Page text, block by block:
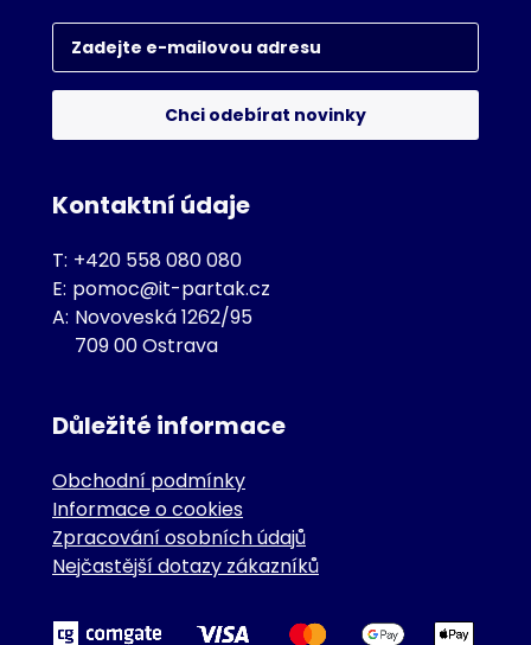
Chci odebírat novinky
Kontaktní údaje
T: +420 558 080 080
E: pomoc@it-partak.cz
A: Novoveská 1262/95
709 00 Ostrava
Důležité informace
Obchodní podmínky
Informace o cookies
Zpracování osobních údajů
Nejčastější dotazy zákazníků